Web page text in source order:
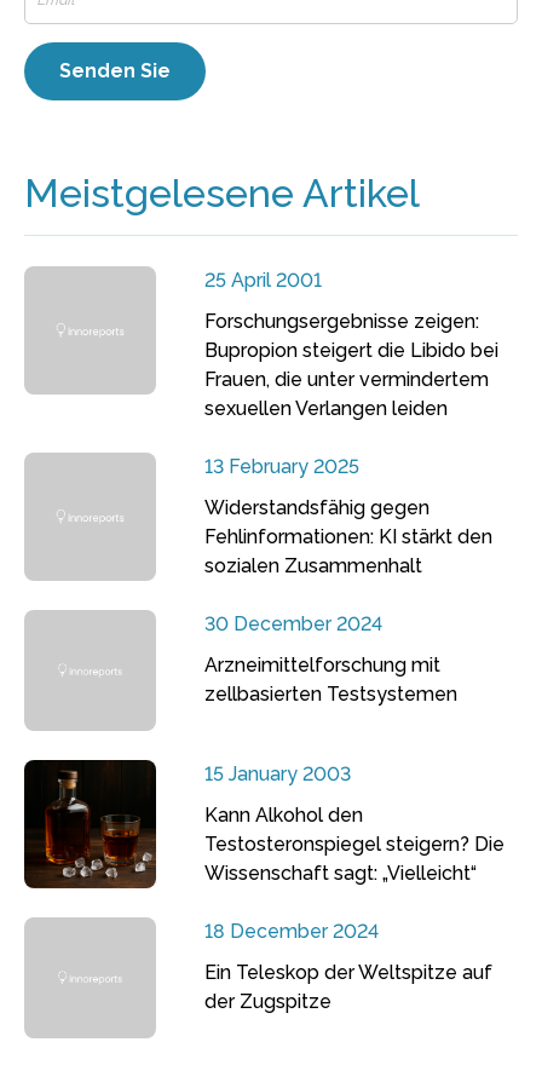
Meistgelesene Artikel
25 April 2001
Forschungsergebnisse zeigen:
Bupropion steigert die Libido bei
Frauen, die unter vermindertem
sexuellen Verlangen leiden
13 February 2025
Widerstandsfähig gegen
Fehlinformationen: KI stärkt den
sozialen Zusammenhalt
30 December 2024
Arzneimittelforschung mit
zellbasierten Testsystemen
15 January 2003
Kann Alkohol den
Testosteronspiegel steigern? Die
Wissenschaft sagt: „Vielleicht“
18 December 2024
Ein Teleskop der Weltspitze auf
der Zugspitze